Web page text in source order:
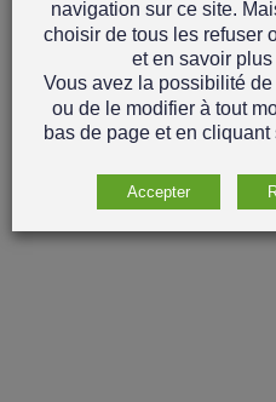
navigation sur ce site.
choisir de tous les refuser
et en savoir
Vous avez la possibilité
ou de le modifier à tout
bas de page et en
Accepter